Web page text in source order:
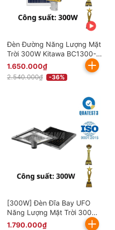
Đèn Đường Năng Lượng Mặt
Trời 300W Kitawa BC1300-V
(Đã bao gồm VAT)
1.650.000₫
2.540.000₫ -36%
[300W] Đèn Đĩa Bay UFO
Năng Lượng Mặt Trời 300W
KITAWA - UF07.300
1.790.000₫